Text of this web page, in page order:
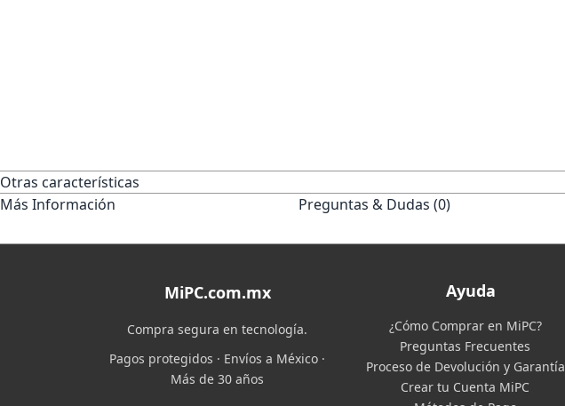
Otras características
Más Información
Preguntas & Dudas (0)
MiPC.com.mx
Compra segura en tecnología.
Pagos protegidos · Envíos a México ·
Más de 30 años
Ayuda
¿Cómo Comprar en MiPC?
Preguntas Frecuentes
Proceso de Devolución y Garantía
Crear tu Cuenta MiPC